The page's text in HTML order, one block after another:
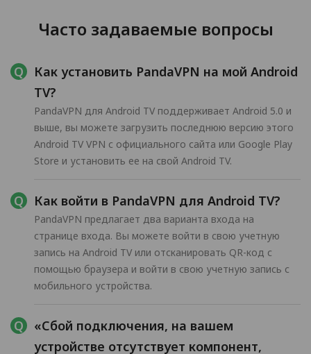
Часто задаваемые вопросы
Как установить PandaVPN на мой Android
TV?
PandaVPN для Android TV поддерживает Android 5.0 и
выше, вы можете загрузить последнюю версию этого
Android TV VPN с официального сайта или Google Play
Store и установить ее на свой Android TV.
Как войти в PandaVPN для Android TV?
PandaVPN предлагает два варианта входа на
странице входа. Вы можете войти в свою учетную
запись на Android TV или отсканировать QR-код с
помощью браузера и войти в свою учетную запись с
мобильного устройства.
«Сбой подключения, на вашем
устройстве отсутствует компонент,